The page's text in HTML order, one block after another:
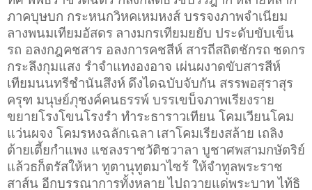
ภาคบุษบก กระหนกวิหคเหมหงส์ บรรจงภาพจำเนียม
ลางพนมเทียมอัสดร ลางมกรเทียมยยับ ประดับขับเข็น
รถ อลงกฎคชสาร อลงการคชสีห์ สารถีสถิตชักรถ ชดกร
กระลึงกุมแสง รำจำแทงองอาจ เผ่นผงาดขับสารสีห์
เทียมนนทรีชำนันสึงห์ ดึงไดฉบับจับกัน สรรพอสุราสุร
ครุฑ มนุษย์ภุชงค์คนธรรพ์ บรรเขบ็จภาพเรียงราย
ขยายโรงโขนโรงรำ ทำระธาราวเทียน โคมเวียนโคม
แว่นผจง โคมรหงฉลักเฉลา เสาโคมเรียงสล้าย เถลิง
ต้ายเตี้ยกำแพง แชลงราชวัติชวาลา บูชาศพสามกษัตริย์
แล้วธก็ตรัสให้หา ทูตานุทูตมาไซร้ ให้จำทูลพระราช
สาส์น อีกบรรณาการทั้งหลาย ไปถวายแด่พระบาท ไท้ธิ